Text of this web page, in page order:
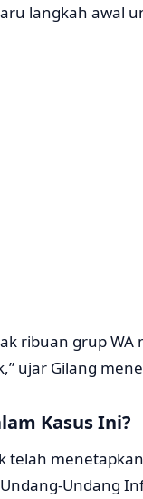
langkah awal
ribuan grup
ujar Gilang
Kasus Ini?
telah
Undang